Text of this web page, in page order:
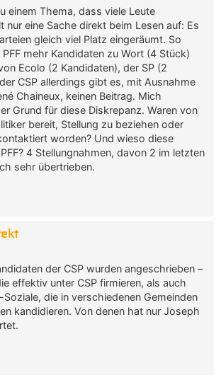
einem Thema, dass viele Leute
nur eine Sache direkt beim Lesen auf: Es
gleich viel Platz eingeräumt. So
mehr Kandidaten zu Wort (4 Stück)
Ecolo (2 Kandidaten), der SP (2
CSP allerdings gibt es, mit Ausnahme
Chaineux, keinen Beitrag. Mich
Grund für diese Diskrepanz. Waren von
bereit, Stellung zu beziehen oder
worden? Und wieso diese
4 Stellungnahmen, davon 2 im letzten
sehr übertrieben.
der CSP wurden angeschrieben –
effektiv unter CSP firmieren, als auch
die in verschiedenen Gemeinden
kandidieren. Von denen hat nur Joseph